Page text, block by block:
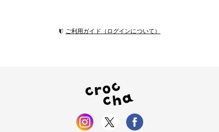
ご利用ガイド（ログインについて）